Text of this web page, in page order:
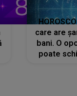
care are
bani. O
poate